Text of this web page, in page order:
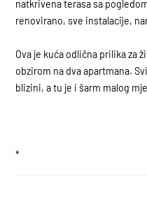
natkrivena terasa sa
renovirano, sve instalacije,
Ova je kuća odlična prilika za
obzirom na dva apartmana.
blizini, a tu je i šarm malog
*